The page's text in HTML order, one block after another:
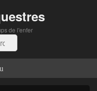
de l'enfer